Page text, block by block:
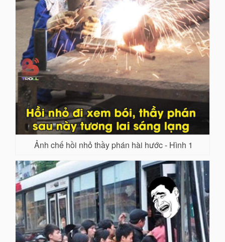
Ảnh chế hồi nhỏ thầy phán hài hước - Hình 1